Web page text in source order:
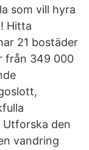
som vill hyra
Hitta
21 bostäder
från 349 000
Utforska den
vandring